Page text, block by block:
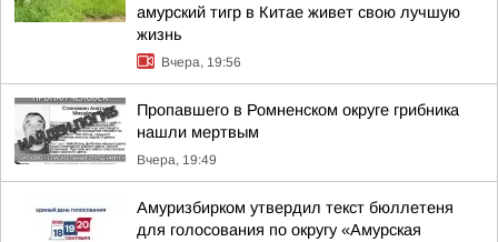
амурский тигр в Китае живет свою лучшую
жизнь
Вчера, 19:56
Пропавшего в Ромненском округе грибника
нашли мертвым
Вчера, 19:49
Амуризбирком утвердил текст бюллетеня
для голосования по округу «Амурская